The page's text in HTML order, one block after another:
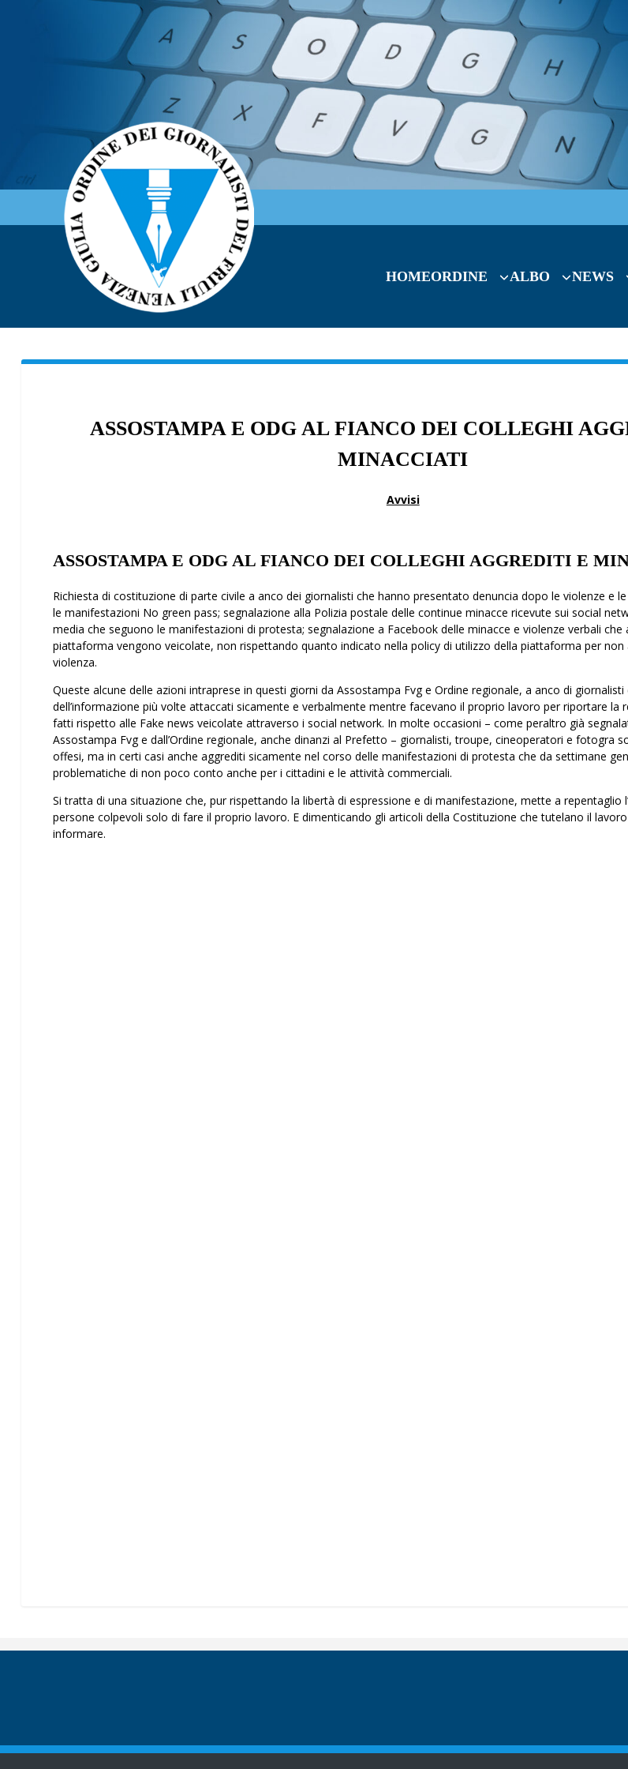
HOMEORDINE ALBO NEWS
ASSOSTAMPA E ODG AL FIANCO DEI COLLEGHI
MINACCIATI
Avvisi
ASSOSTAMPA E ODG AL FIANCO DEI COLLEGHI AGGREDITI E
Richiesta di costituzione di parte civile a fianco dei giornalisti che hanno presentato denuncia dopo le violenze e
le manifestazioni No green pass; segnalazione alla Polizia postale delle continue minacce ricevute sui social
media che seguono le manifestazioni di protesta; segnalazione a Facebook delle minacce e violenze verbali che
piattaforma vengono veicolate, non rispettando quanto indicato nella policy di utilizzo della piattaforma per non
violenza.
Queste alcune delle azioni intraprese in questi giorni da Assostampa Fvg e Ordine regionale, a fianco di
dell’informazione più volte attaccati fisicamente e verbalmente mentre facevano il proprio lavoro per riportare la
fatti rispetto alle Fake news veicolate attraverso i social network. In molte occasioni – come peraltro già
Assostampa Fvg e dall’Ordine regionale, anche dinanzi al Prefetto – giornalisti, troupe, cineoperatori e fotografi
offesi, ma in certi casi anche aggrediti fisicamente nel corso delle manifestazioni di protesta che da settimane
problematiche di non poco conto anche per i cittadini e le attività commerciali.
Si tratta di una situazione che, pur rispettando la libertà di espressione e di manifestazione, mette a repentaglio
persone colpevoli solo di fare il proprio lavoro. E dimenticando gli articoli della Costituzione che tutelano il
informare.